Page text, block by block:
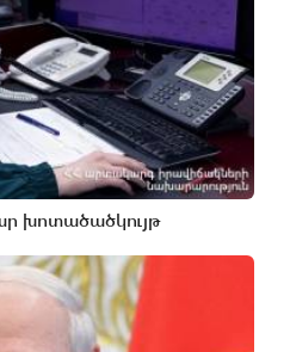
խոտածածկույթ